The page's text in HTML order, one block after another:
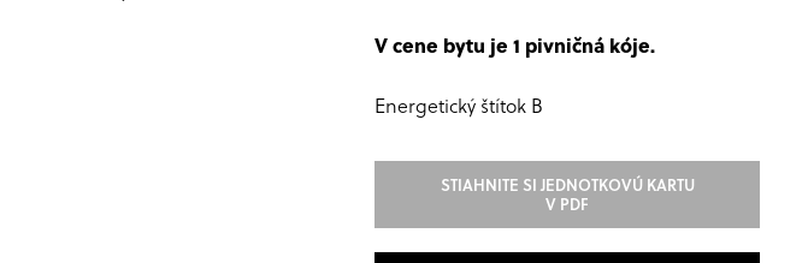
V cene bytu je 1 pivničná kóje.
Energetický štítok B
STIAHNITE SI JEDNOTKOVÚ KARTU
V PDF